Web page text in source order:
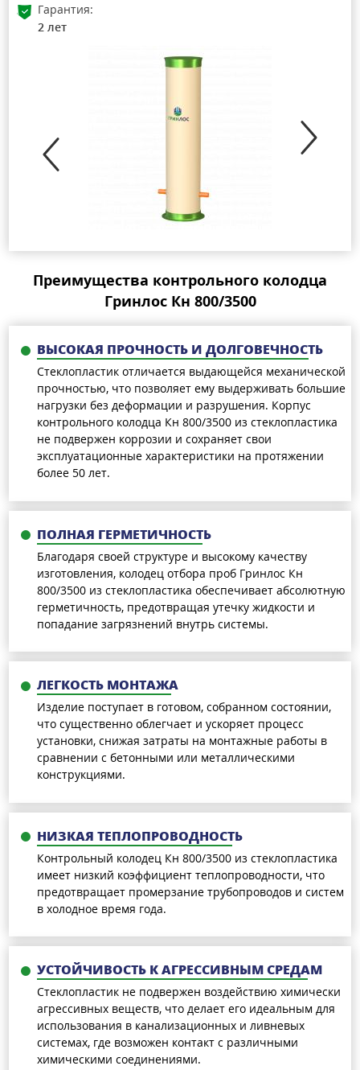
Гарантия:
2 лет
Преимущества контрольного колодца
Гринлос Кн 800/3500
ВЫСОКАЯ ПРОЧНОСТЬ И ДОЛГОВЕЧНОСТЬ
Стеклопластик отличается выдающейся механической
прочностью, что позволяет ему выдерживать большие
нагрузки без деформации и разрушения. Корпус
контрольного колодца Кн 800/3500 из стеклопластика
не подвержен коррозии и сохраняет свои
эксплуатационные характеристики на протяжении
более 50 лет.
ПОЛНАЯ ГЕРМЕТИЧНОСТЬ
Благодаря своей структуре и высокому качеству
изготовления, колодец отбора проб Гринлос Кн
800/3500 из стеклопластика обеспечивает абсолютную
герметичность, предотвращая утечку жидкости и
попадание загрязнений внутрь системы.
ЛЕГКОСТЬ МОНТАЖА
Изделие поступает в готовом, собранном состоянии,
что существенно облегчает и ускоряет процесс
установки, снижая затраты на монтажные работы в
сравнении с бетонными или металлическими
конструкциями.
НИЗКАЯ ТЕПЛОПРОВОДНОСТЬ
Контрольный колодец Кн 800/3500 из стеклопластика
имеет низкий коэффициент теплопроводности, что
предотвращает промерзание трубопроводов и систем
в холодное время года.
УСТОЙЧИВОСТЬ К АГРЕССИВНЫМ СРЕДАМ
Стеклопластик не подвержен воздействию химически
агрессивных веществ, что делает его идеальным для
использования в канализационных и ливневых
системах, где возможен контакт с различными
химическими соединениями.